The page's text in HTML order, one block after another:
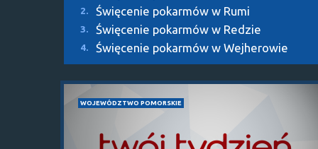
2. Święcenie pokarmów w Rumi
3. Święcenie pokarmów w Redzie
4. Święcenie pokarmów w Wejherowie
WOJEWÓDZTWO POMORSKIE